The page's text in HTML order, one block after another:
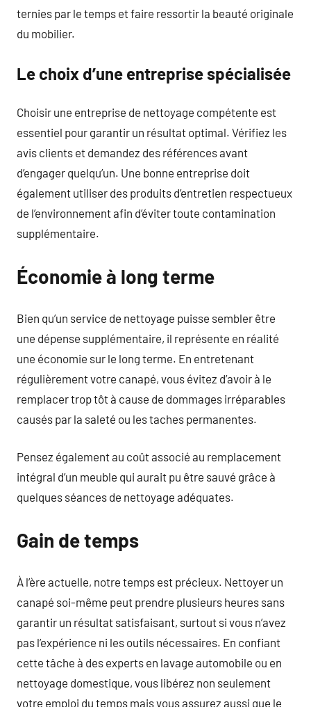
ternies par le temps et faire ressortir la beauté originale
du mobilier.
Le choix d’une entreprise spécialisée
Choisir une entreprise de nettoyage compétente est
essentiel pour garantir un résultat optimal. Vérifiez les
avis clients et demandez des références avant
d’engager quelqu’un. Une bonne entreprise doit
également utiliser des produits d’entretien respectueux
de l’environnement afin d’éviter toute contamination
supplémentaire.
Économie à long terme
Bien qu’un service de nettoyage puisse sembler être
une dépense supplémentaire, il représente en réalité
une économie sur le long terme. En entretenant
régulièrement votre canapé, vous évitez d’avoir à le
remplacer trop tôt à cause de dommages irréparables
causés par la saleté ou les taches permanentes.
Pensez également au coût associé au remplacement
intégral d’un meuble qui aurait pu être sauvé grâce à
quelques séances de nettoyage adéquates.
Gain de temps
À l’ère actuelle, notre temps est précieux. Nettoyer un
canapé soi-même peut prendre plusieurs heures sans
garantir un résultat satisfaisant, surtout si vous n’avez
pas l’expérience ni les outils nécessaires. En confiant
cette tâche à des experts en lavage automobile ou en
nettoyage domestique, vous libérez non seulement
votre emploi du temps mais vous assurez aussi que le